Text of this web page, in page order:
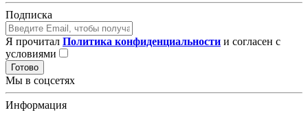
Подписка
Я прочитал Политика конфиденциальности и согласен с
условиями
Готово
Мы в соцсетях
Информация